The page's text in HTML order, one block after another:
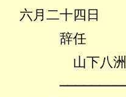
六月二十四日
辞任
山下八